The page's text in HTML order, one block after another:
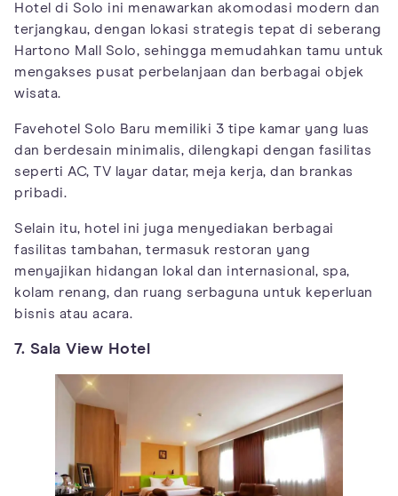
Hotel di Solo ini menawarkan akomodasi modern dan
terjangkau, dengan lokasi strategis tepat di seberang
Hartono Mall Solo, sehingga memudahkan tamu untuk
mengakses pusat perbelanjaan dan berbagai objek
wisata.
Favehotel Solo Baru memiliki 3 tipe kamar yang luas
dan berdesain minimalis, dilengkapi dengan fasilitas
seperti AC, TV layar datar, meja kerja, dan brankas
pribadi.
Selain itu, hotel ini juga menyediakan berbagai
fasilitas tambahan, termasuk restoran yang
menyajikan hidangan lokal dan internasional, spa,
kolam renang, dan ruang serbaguna untuk keperluan
bisnis atau acara.
7. Sala View Hotel